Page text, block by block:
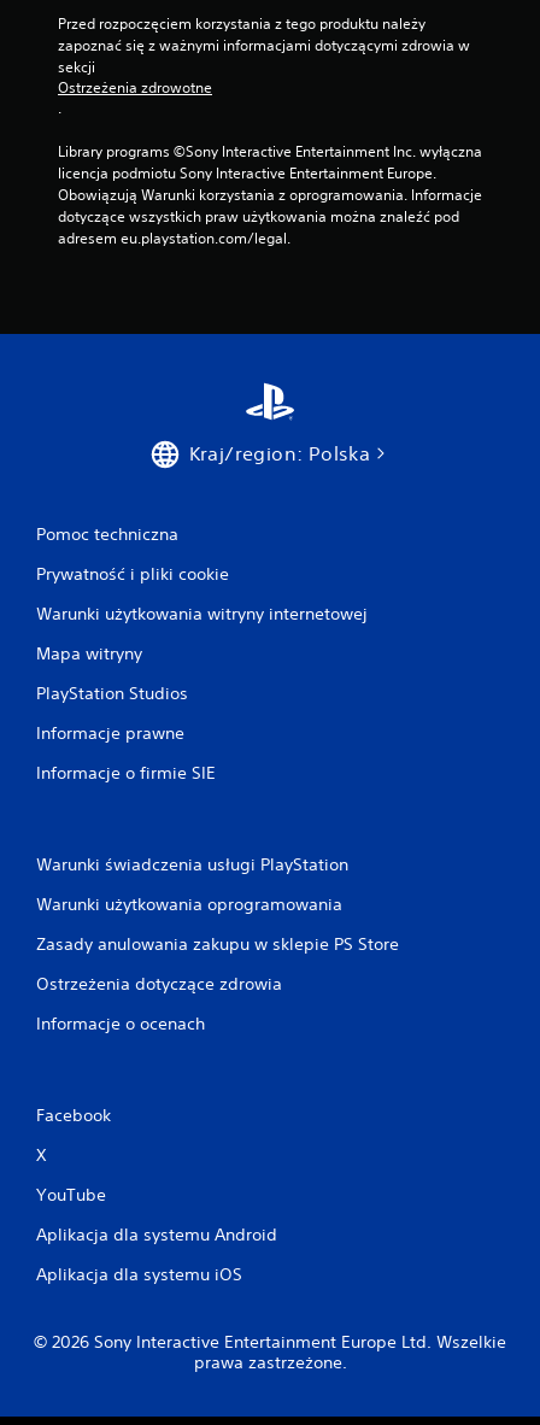
Przed rozpoczęciem korzystania z tego produktu należy
zapoznać się z ważnymi informacjami dotyczącymi zdrowia w
sekcji
Ostrzeżenia zdrowotne
.
Library programs ©Sony Interactive Entertainment Inc. wyłączna
licencja podmiotu Sony Interactive Entertainment Europe.
Obowiązują Warunki korzystania z oprogramowania. Informacje
dotyczące wszystkich praw użytkowania można znaleźć pod
adresem eu.playstation.com/legal.
Kraj/region: Polska
Pomoc techniczna
Prywatność i pliki cookie
Warunki użytkowania witryny internetowej
Mapa witryny
PlayStation Studios
Informacje prawne
Informacje o firmie SIE
Warunki świadczenia usługi PlayStation
Warunki użytkowania oprogramowania
Zasady anulowania zakupu w sklepie PS Store
Ostrzeżenia dotyczące zdrowia
Informacje o ocenach
Facebook
X
YouTube
Aplikacja dla systemu Android
Aplikacja dla systemu iOS
© 2026 Sony Interactive Entertainment Europe Ltd. Wszelkie
prawa zastrzeżone.